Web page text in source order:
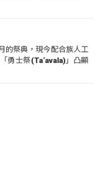
的祭典，現今配合族人工
勇士祭(Ta‘avala)」凸顯